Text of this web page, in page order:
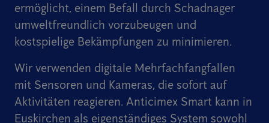
ermöglicht, einem Befall durch Schadnager
umweltfreundlich vorzubeugen und
kostspielige Bekämpfungen zu minimieren.
Wir verwenden digitale Mehrfachfangfallen
mit Sensoren und Kameras, die sofort auf
Aktivitäten reagieren. Anticimex Smart kann in
Euskirchen als eigenständiges System sowohl